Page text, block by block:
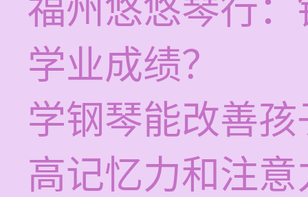
福州悠悠琴行
学业成绩？
学钢琴能改善
高记忆力和注